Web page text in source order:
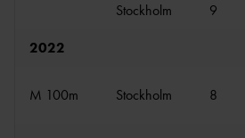
Stockholm 9
2022
M 100m Stockholm 8